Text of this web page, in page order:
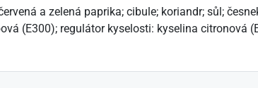
a zelená paprika; cibule; koriandr; sůl;
(E300); regulátor kyselosti: kyselina citronová